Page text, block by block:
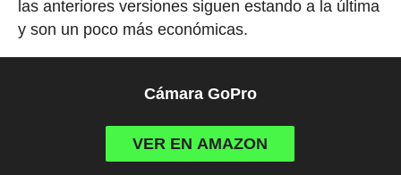
las anteriores versiones siguen estando a la última
y son un poco más económicas.
Cámara GoPro
VER EN AMAZON